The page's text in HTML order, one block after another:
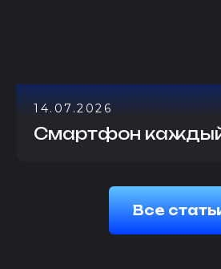
14.07.2026
Смартфон
Все